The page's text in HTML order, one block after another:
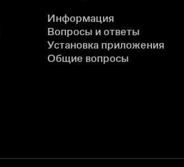
Информация
Вопросы и ответы
Установка приложения
Общие вопросы